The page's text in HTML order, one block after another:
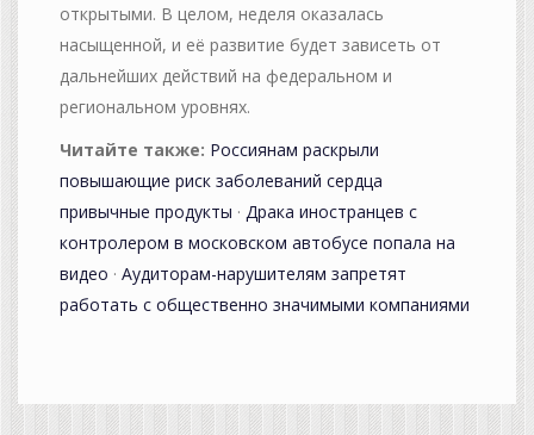
открытыми. В целом, неделя оказалась
насыщенной, и её развитие будет зависеть от
дальнейших действий на федеральном и
региональном уровнях.
Читайте также: Россиянам раскрыли
повышающие риск заболеваний сердца
привычные продукты · Драка иностранцев с
контролером в московском автобусе попала на
видео · Аудиторам-нарушителям запретят
работать с общественно значимыми компаниями